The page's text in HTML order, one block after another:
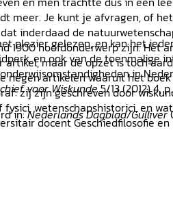
meer. Je kunt je afvragen, of
inderdaad de
1900 hoofdonderwerp zijn. Het
artikel, maar de opzet is toch
negen artikelen waaruit het
zij zijn geschreven door
wetenschapshistorici, en
docent Geschiedfilosofie
in Nederland. Sporen van
211) historici het meest zal
plezier gelezen, en kan het
en ook van de toenmalige
in
voor Wiskunde5/13 (2012) 4,
in:Nederlands Dagblad/Gulliver